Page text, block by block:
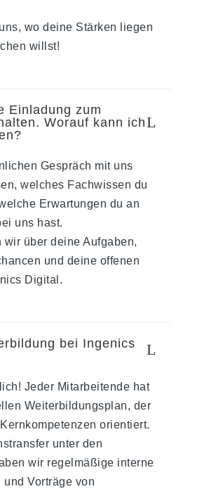
wo deine Stärken liegen
willst!
Einladung zum
Worauf kann ichL
Gespräch mit uns
welches Fachwissen du
Erwartungen du an
uns hast.
wir über deine Aufgaben,
und deine offenen
Digital.
bei Ingenics
L
Jeder Mitarbeitende hat
Weiterbildungsplan, der
orientiert.
unter den
wir regelmäßige interne
Vorträge von